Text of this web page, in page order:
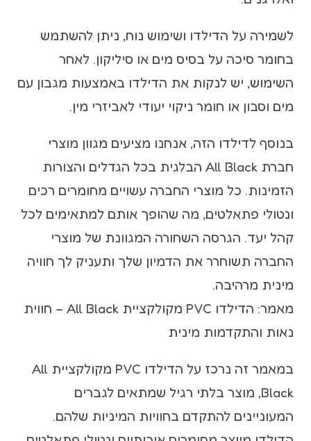
לשמירה על הדילדו ושימוש נוח, ניתן להשתמש
בחומר סיכה על בסיס מים או סיליקון. לאחר
השימוש, יש לנקות את הדילדו באמצעות מגבון עם
מים וסבון או חומר ניקוי יעודי לאביזרי מין.
בנוסף לדילדו הזה, אנחנו מציעים מגוון מוצרי
חברת All Black הבלגית בכל הגדלים והצורות
הזמינות. כל מוצרי החברה עשויים מחומרים רכים
ונטולי פתאלטים, מה שהופך אותם למתאימים לכל
קהל יעד. הגרסה השחורה המגוונת של מוצרי
החברה תשוחרר את הדמיון שלך ותעניק לך חוויה
מינית מרהיבה.
מאמר: הדילדו PVC מקולקציית All Black – חווית
נאות והתקדמות מינית
במאמר זה נרכז על הדילדו PVC מקולקציית All
Black, מוצר בלתי רגיל שמתאים לגברים
המעוניינים להתקדם בחוויות המיניות שלהם.